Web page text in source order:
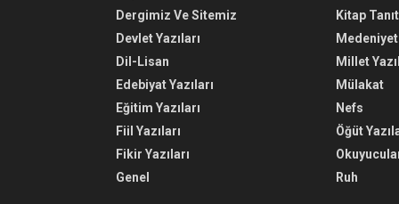
Dergimiz Ve Sitemiz
Devlet Yazıları
Dil-Lisan
Edebiyat Yazıları
Eğitim Yazıları
Fiil Yazıları
Fikir Yazıları
Genel
Kitap
Medeniyet
Millet
Mülakat
Nefs
Öğüt
Ruh